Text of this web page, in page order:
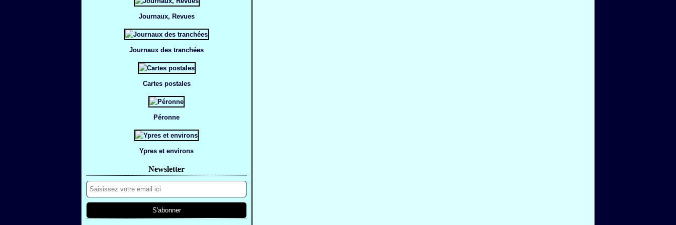
Journaux, Revues
Journaux des tranchées
Cartes postales
Péronne
Ypres et environs
Newsletter